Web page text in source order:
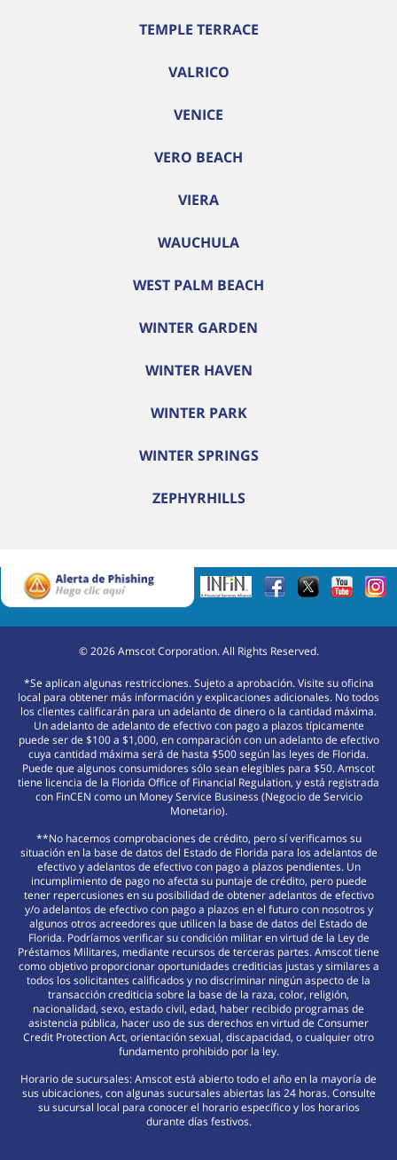
TEMPLE TERRACE
VALRICO
VENICE
VERO BEACH
VIERA
WAUCHULA
WEST PALM BEACH
WINTER GARDEN
WINTER HAVEN
WINTER PARK
WINTER SPRINGS
ZEPHYRHILLS
©2026Amscot Corporation. All Rights Reserved.
*Se aplican algunas restricciones. Sujeto a aprobación. Visite su oficina
local para obtener más información y explicaciones adicionales. No todos
los clientes calificarán para un adelanto de dinero o la cantidad máxima.
Un adelanto de adelanto de efectivo con pago a plazos típicamente
puede ser de $100 a $1,000, en comparación con un adelanto de efectivo
cuya cantidad máxima será de hasta $500 según las leyes de Florida.
Puede que algunos consumidores sólo sean elegibles para $50. Amscot
tiene licencia de la Florida Office of Financial Regulation, y está registrada
con FinCEN como un Money Service Business (Negocio de Servicio
Monetario).
**No hacemos comprobaciones de crédito, pero sí verificamos su
situación en la base de datos del Estado de Florida para los adelantos de
efectivo y adelantos de efectivo con pago a plazos pendientes. Un
incumplimiento de pago no afecta su puntaje de crédito, pero puede
tener repercusiones en su posibilidad de obtener adelantos de efectivo
y/o adelantos de efectivo con pago a plazos en el futuro con nosotros y
algunos otros acreedores que utilicen la base de datos del Estado de
Florida. Podríamos verificar su condición militar en virtud de la Ley de
Préstamos Militares, mediante recursos de terceras partes. Amscot tiene
como objetivo proporcionar oportunidades crediticias justas y similares a
todos los solicitantes calificados y no discriminar ningún aspecto de la
transacción crediticia sobre la base de la raza, color, religión,
nacionalidad, sexo, estado civil, edad, haber recibido programas de
asistencia pública, hacer uso de sus derechos en virtud de Consumer
Credit Protection Act, orientación sexual, discapacidad, o cualquier otro
fundamento prohibido por la ley.
Horario de sucursales: Amscot está abierto todo el año en la mayoría de
sus ubicaciones, con algunas sucursales abiertas las 24 horas. Consulte
su sucursal local para conocer el horario específico y los horarios
durante días festivos.